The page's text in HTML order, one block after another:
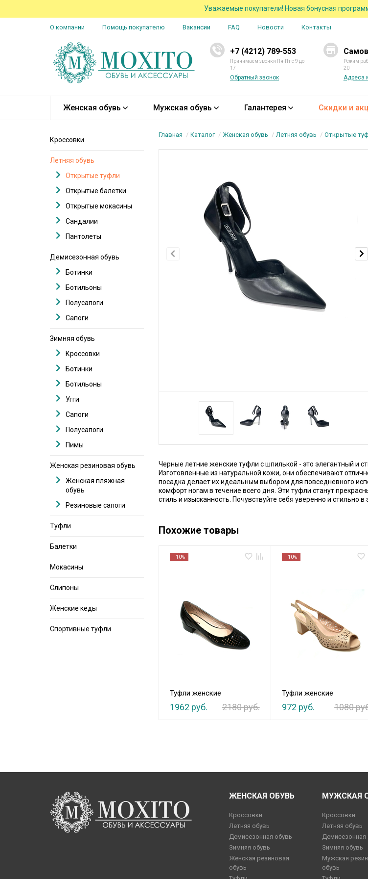
Уважаемые покупатели! Новая бонусная
О компании Помощь покупателю Вакансии FAQ Новости Контакты
+7 (4212) 789-553
Принимаем звонки Пн-Пт с 9 до
17
Обратный звонок
Режим
20
Адреса
Женская обувь Мужская обувь Галантерея Скидки и
Главная Каталог Женская обувь Летняя обувь Открытые
Черные летние женские туфли с шпилькой - это элегантный
Изготовленные из натуральной кожи, они обеспечивают
посадка делает их идеальным выбором для повседневного
комфорт ногам в течение всего дня. Эти туфли станут
стиль и изысканность. Почувствуйте себя уверенно и стильно в
Похожие товары
- 10%
Туфли женские
1962 руб. 2180 руб.
- 10%
Туфли женские
972 руб. 1080
Кроссовки
Летняя обувь
Открытые туфли
Открытые балетки
Открытые мокасины
Сандалии
Пантолеты
Демисезонная обувь
Ботинки
Ботильоны
Полусапоги
Сапоги
Зимняя обувь
Кроссовки
Ботинки
Ботильоны
Угги
Сапоги
Полусапоги
Пимы
Женская резиновая обувь
Женская пляжная
обувь
Резиновые сапоги
Туфли
Балетки
Мокасины
Слипоны
Женские кеды
Спортивные туфли
ЖЕНСКАЯ ОБУВЬ
Кроссовки
Летняя обувь
Демисезонная обувь
Зимняя обувь
Женская резиновая
обувь
МУЖСКАЯ
Кроссовки
Летняя обувь
Демисезонная
Зимняя обувь
Мужская
обувь